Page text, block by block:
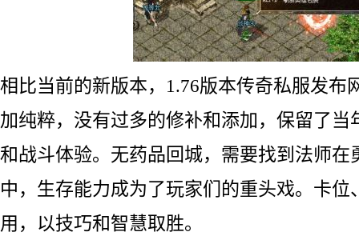
相比当前的新版本，1.76版本传奇私服发布
加纯粹，没有过多的修补和添加，保留了当
和战斗体验。无药品回城，需要找到法师在
中，生存能力成为了玩家们的重头戏。卡位
用，以技巧和智慧取胜。